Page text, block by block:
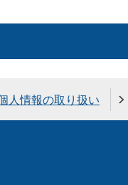
人情報の取り扱い